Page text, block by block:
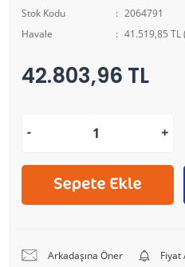
Stok Kodu
2064791
Havale
41.519,85
42.803,96 TL
Arkadaşına Öner Fiyat